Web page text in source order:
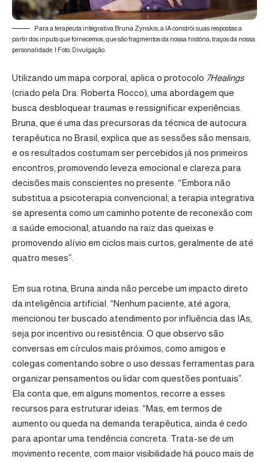
Para a terapeuta integrativa Bruna Zynskis, a IA constrói suas respostas a
partir dos inputs que fornecemos, que são fragmentos da nossa história, traços da nossa
personalidade. | Foto: Divulgação.
Utilizando um mapa corporal, aplica o protocolo 7Healings
(criado pela Dra. Roberta Rocco), uma abordagem que
busca desbloquear traumas e ressignificar experiências.
Bruna, que é uma das precursoras da técnica de autocura
terapêutica no Brasil, explica que as sessões são mensais,
e os resultados costumam ser percebidos já nos primeiros
encontros, promovendo leveza emocional e clareza para
decisões mais conscientes no presente. “Embora não
substitua a psicoterapia convencional, a terapia integrativa
se apresenta como um caminho potente de reconexão com
a saúde emocional, atuando na raiz das queixas e
promovendo alívio em ciclos mais curtos, geralmente de até
quatro meses”.
Em sua rotina, Bruna ainda não percebe um impacto direto
da inteligência artificial. “Nenhum paciente, até agora,
mencionou ter buscado atendimento por influência das IAs,
seja por incentivo ou resistência. O que observo são
conversas em círculos mais próximos, como amigos e
colegas comentando sobre o uso dessas ferramentas para
organizar pensamentos ou lidar com questões pontuais”.
Ela conta que, em alguns momentos, recorre a esses
recursos para estruturar ideias. “Mas, em termos de
aumento ou queda na demanda terapêutica, ainda é cedo
para apontar uma tendência concreta. Trata-se de um
movimento recente, com maior visibilidade há pouco mais de